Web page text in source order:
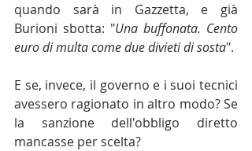
quando sarà in Gazzetta, e già
Burioni sbotta: "Una buffonata. Cento
euro di multa come due divieti di sosta".
E se, invece, il governo e i suoi tecnici
avessero ragionato in altro modo? Se
la sanzione dell'obbligo diretto
mancasse per scelta?